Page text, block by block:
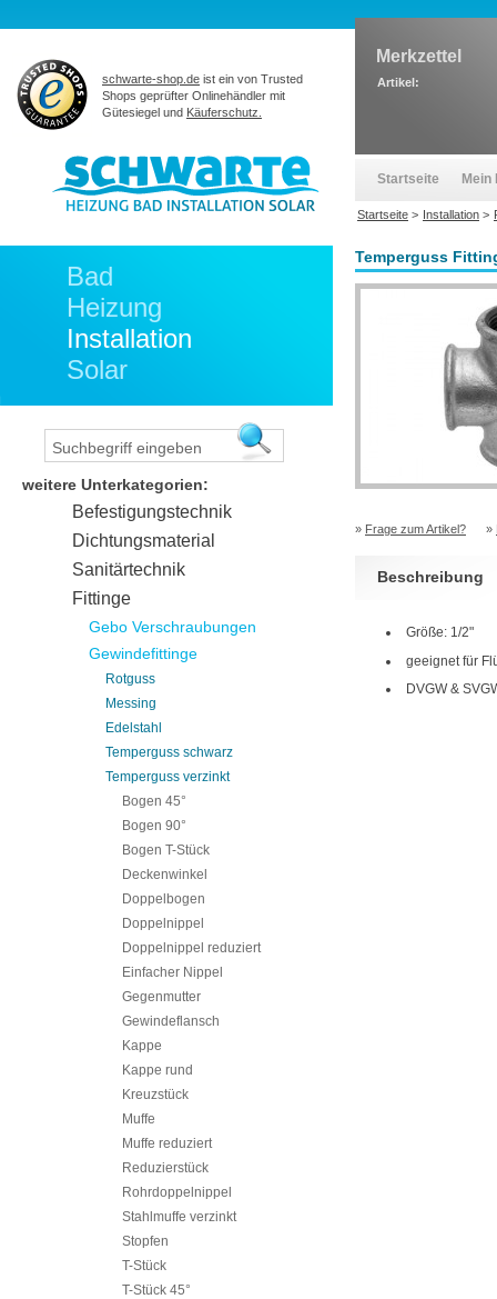
Temperguss
» Frage zum Artikel? »
Beschreibung
Größe: 1/2"
geeignet für
DVGW &
Bad
Heizung
Installation
Solar
weitere Unterkategorien:
Befestigungstechnik
Dichtungsmaterial
Sanitärtechnik
Fittinge
Gebo Verschraubungen
Gewindefittinge
Rotguss
Messing
Edelstahl
Temperguss schwarz
Temperguss verzinkt
Bogen 45°
Bogen 90°
Bogen T-Stück
Deckenwinkel
Doppelbogen
Doppelnippel
Doppelnippel reduziert
Einfacher Nippel
Gegenmutter
Gewindeflansch
Kappe
Kappe rund
Kreuzstück
Muffe
Muffe reduziert
Reduzierstück
Rohrdoppelnippel
Stahlmuffe verzinkt
Stopfen
T-Stück
T-Stück 45°
schwarte-shop.de ist ein von Trusted
Shops geprüfter Onlinehändler mit
Gütesiegel und Käuferschutz.
Merkzettel
Artikel:
Startseite Mein
Startseite > Installation >